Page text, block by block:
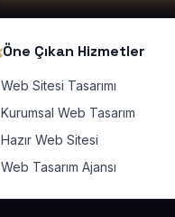
Öne Çıkan Hizmetler
Web Sitesi Tasarımı
Kurumsal Web Tasarım
Hazır Web Sitesi
Web Tasarım Ajansı